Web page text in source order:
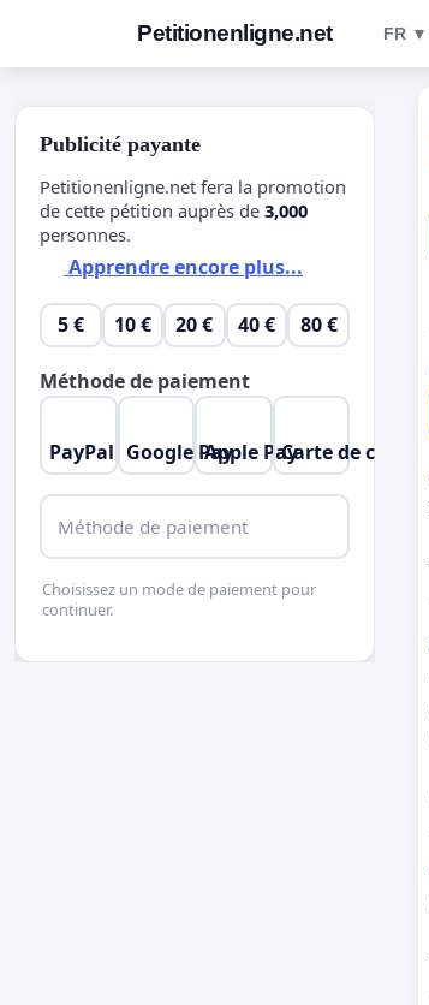
Petitionenligne.net FR ▼
Publicité payante
Petitionenligne.net fera la promotion
de cette pétition auprès de 3,000
personnes.
Apprendre encore plus...
5 € 10 € 20 € 40 € 80 €
Méthode de paiement
PayPal Google PayApple PayCarte de crédit
Méthode de paiement
Choisissez un mode de paiement pour
continuer.